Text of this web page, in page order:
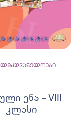
ენა – VIII
კლასი